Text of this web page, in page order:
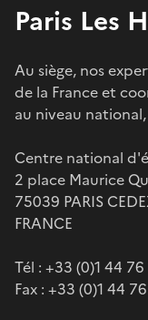
Paris Les
Au siège, nos
de la France et
au niveau
Centre national
2 place Maurice
75039 PARIS
FRANCE
Tél : +33 (0)1 44
Fax : +33 (0)1 44